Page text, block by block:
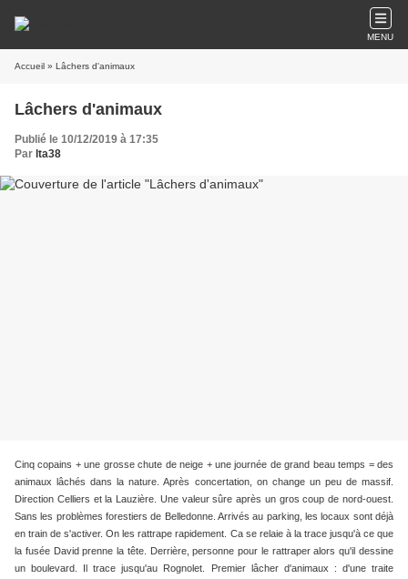
MENU
Accueil » Lâchers d'animaux
Lâchers d'animaux
Publié le 10/12/2019 à 17:35
Par lta38
Cinq copains + une grosse chute de neige + une journée de grand beau temps = des
animaux lâchés dans la nature. Après concertation, on change un peu de massif.
Direction Celliers et la Lauzière. Une valeur sûre après un gros coup de nord-ouest.
Sans les problèmes forestiers de Belledonne. Arrivés au parking, les locaux sont déjà
en train de s'activer. On les rattrape rapidement. Ca se relaie à la trace jusqu'à ce que
la fusée David prenne la tête. Derrière, personne pour le rattraper alors qu'il dessine
un boulevard. Il trace jusqu'au Rognolet. Premier lâcher d'animaux : d'une traite